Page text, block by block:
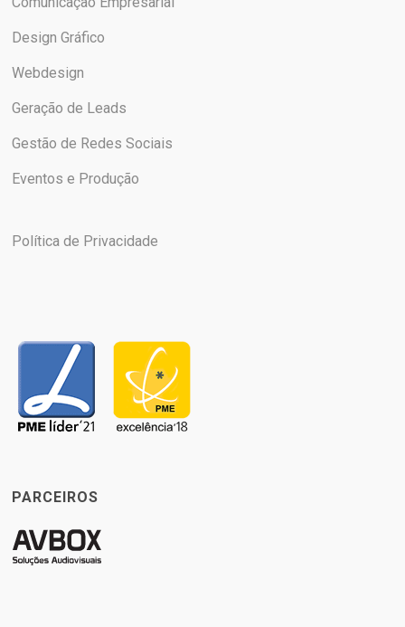
Design Gráfico
Webdesign
Geração de Leads
Gestão de Redes Sociais
Eventos e Produção
Política de Privacidade
PARCEIROS